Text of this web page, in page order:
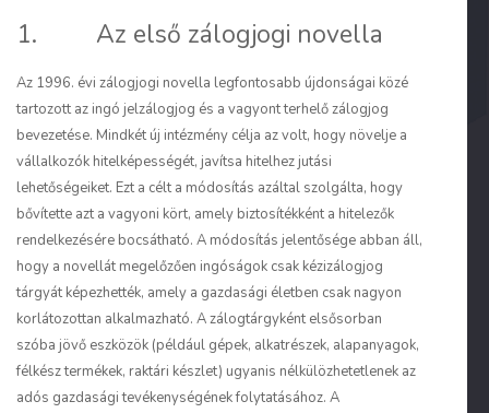
1. Az első zálogjogi novella
Az 1996. évi zálogjogi novella legfontosabb újdonságai közé
tartozott az ingó jelzálogjog és a vagyont terhelő zálogjog
bevezetése. Mindkét új intézmény célja az volt, hogy növelje a
vállalkozók hitelképességét, javítsa hitelhez jutási
lehetőségeiket. Ezt a célt a módosítás azáltal szolgálta, hogy
bővítette azt a vagyoni kört, amely biztosítékként a hitelezők
rendelkezésére bocsátható. A módosítás jelentősége abban áll,
hogy a novellát megelőzően ingóságok csak kézizálogjog
tárgyát képezhették, amely a gazdasági életben csak nagyon
korlátozottan alkalmazható. A zálogtárgyként elsősorban
szóba jövő eszközök (például gépek, alkatrészek, alapanyagok,
félkész termékek, raktári készlet) ugyanis nélkülözhetetlenek az
adós gazdasági tevékenységének folytatásához. A